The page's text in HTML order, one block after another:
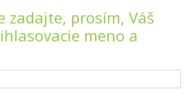
zadajte, prosím, Váš
meno a